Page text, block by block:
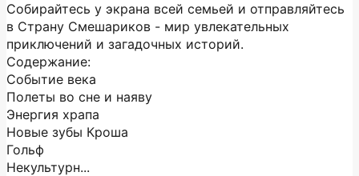
Собирайтесь у экрана всей семьей и отправляйтесь
в Страну Смешариков - мир увлекательных
приключений и загадочных историй.
Содержание:
Событие века
Полеты во сне и наяву
Энергия храпа
Новые зубы Кроша
Гольф
Некультурн...